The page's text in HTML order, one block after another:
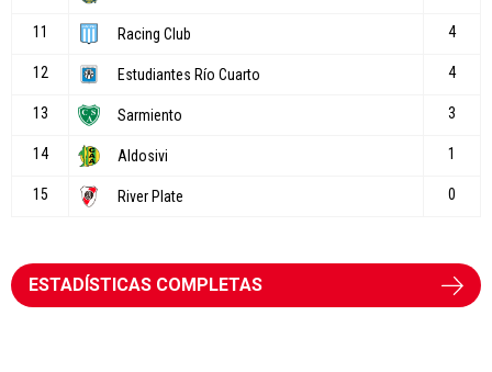
ESTADÍSTICAS COMPLETAS